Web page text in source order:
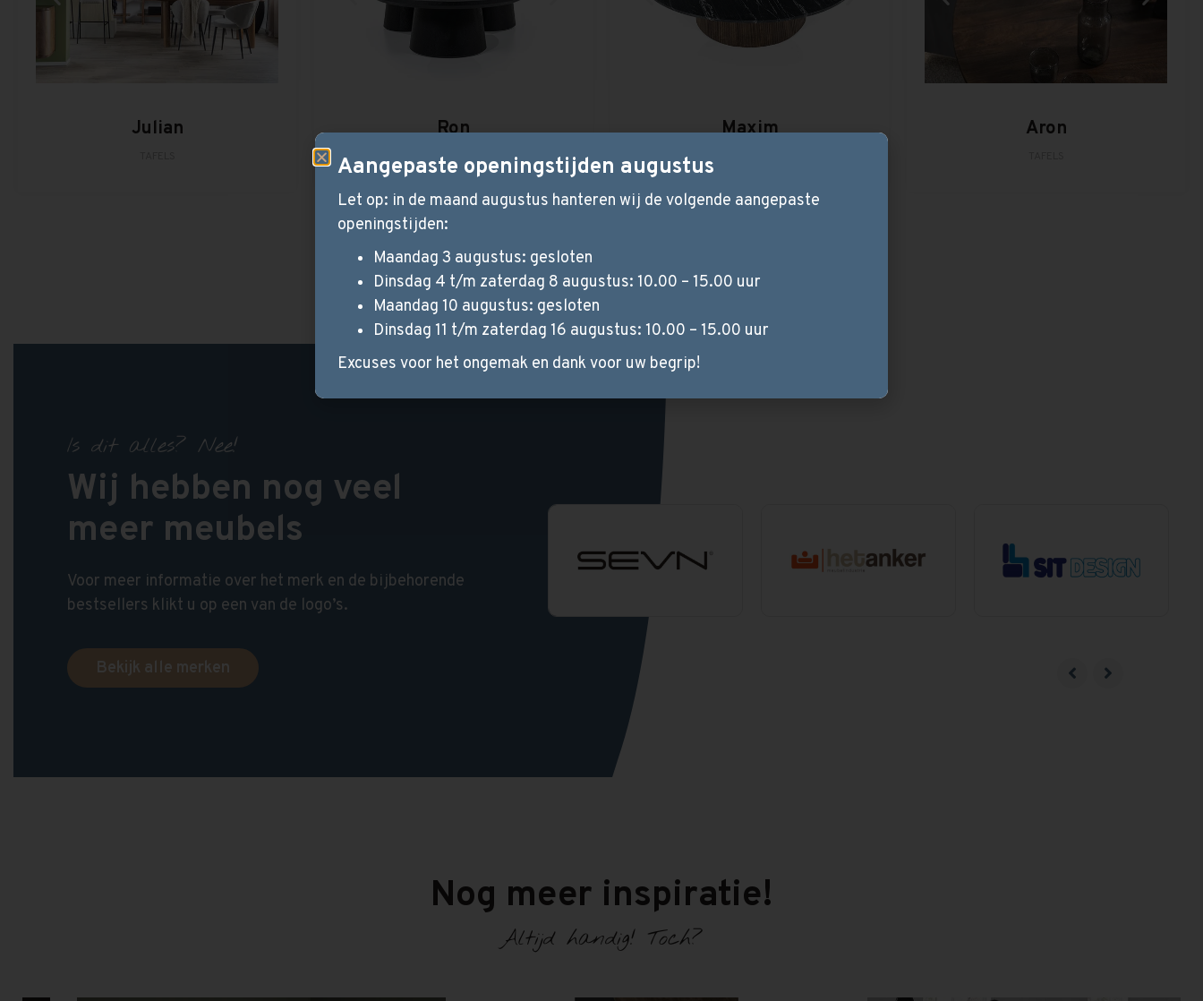
Julian Ron
TAFELS
Maxim Aron
Is dit alles? Nee!
Wij hebben nog veel
meer meubels
Voor meer informatie over het merk en de bijbehorende
bestsellers klikt u op een van de logo’s.
Bekijk alle merken
Nog meer inspiratie!
Altijd handig! Toch?
Aangepaste openingstijden augustus
Let op: in de maand augustus hanteren wij de volgende aangepaste
openingstijden:
Maandag 3 augustus: gesloten
Dinsdag 4 t/m zaterdag 8 augustus: 10.00 – 15.00 uur
Maandag 10 augustus: gesloten
Dinsdag 11 t/m zaterdag 16 augustus: 10.00 – 15.00 uur
Excuses voor het ongemak en dank voor uw begrip!